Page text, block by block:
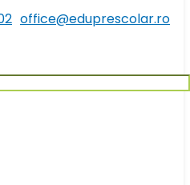
office@eduprescolar.ro